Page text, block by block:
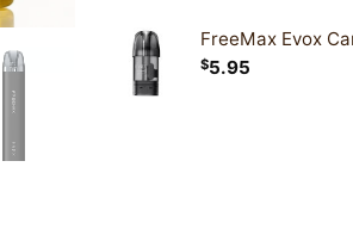
FreeMax Evox
$5.95